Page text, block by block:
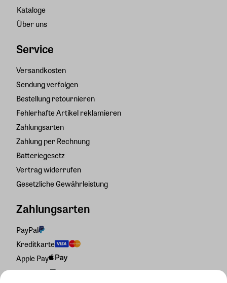
Kataloge
Über uns
Service
Versandkosten
Sendung verfolgen
Bestellung retournieren
Fehlerhafte Artikel reklamieren
Zahlungsarten
Zahlung per Rechnung
Batteriegesetz
Vertrag widerrufen
Gesetzliche Gewährleistung
Zahlungsarten
PayPal
Kreditkarte
Apple Pay
Rechnung